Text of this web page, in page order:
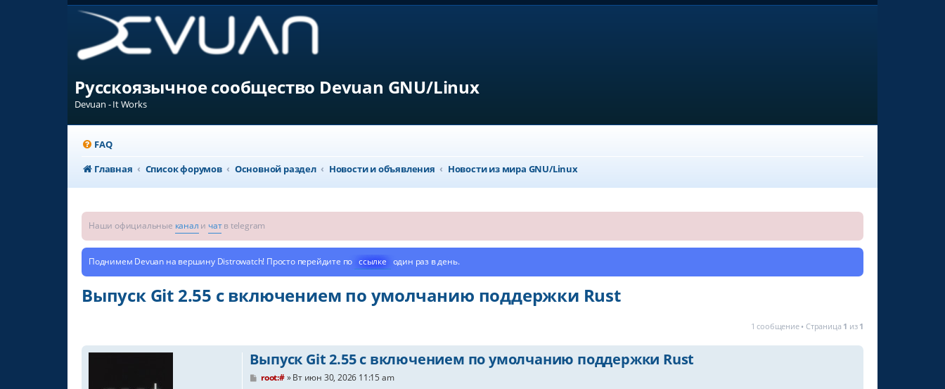
Русскоязычное сообщество Devuan GNU/Linux
Devuan - It Works
FAQ
Главная
Список форумов Основной раздел Новости и объявления Новости из мира GNU/Linux
Наши официальные канал и чатв telegram
Поднимем Devuan на вершину Distrowatch! Просто перейдите по ссылке один раз в день.
Выпуск Git 2.55 c включением по умолчанию поддержки Rust
1 сообщение • Страница 1 из 1
Выпуск Git 2.55 c включением по умолчанию поддержки Rust
Сroot:#»Вт июн 30, 2026 11:15 am